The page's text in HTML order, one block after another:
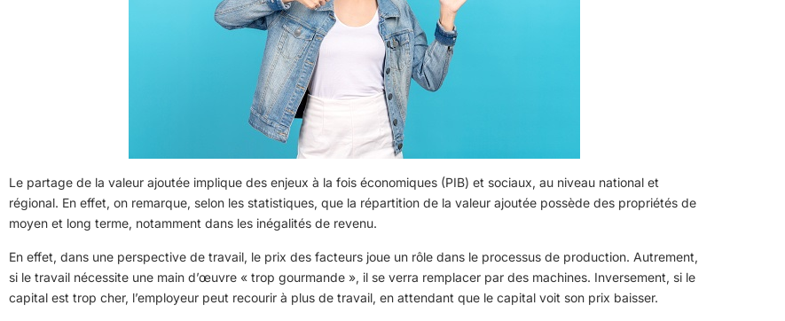
Le partage de la valeur ajoutée implique des enjeux à la fois économiques (PIB) et sociaux, au niveau national et
régional. En effet, on remarque, selon les statistiques, que la répartition de la valeur ajoutée possède des propriétés de
moyen et long terme, notamment dans les inégalités de revenu.
En effet, dans une perspective de travail, le prix des facteurs joue un rôle dans le processus de production. Autrement,
si le travail nécessite une main d’œuvre « trop gourmande », il se verra remplacer par des machines. Inversement, si le
capital est trop cher, l’employeur peut recourir à plus de travail, en attendant que le capital voit son prix baisser.